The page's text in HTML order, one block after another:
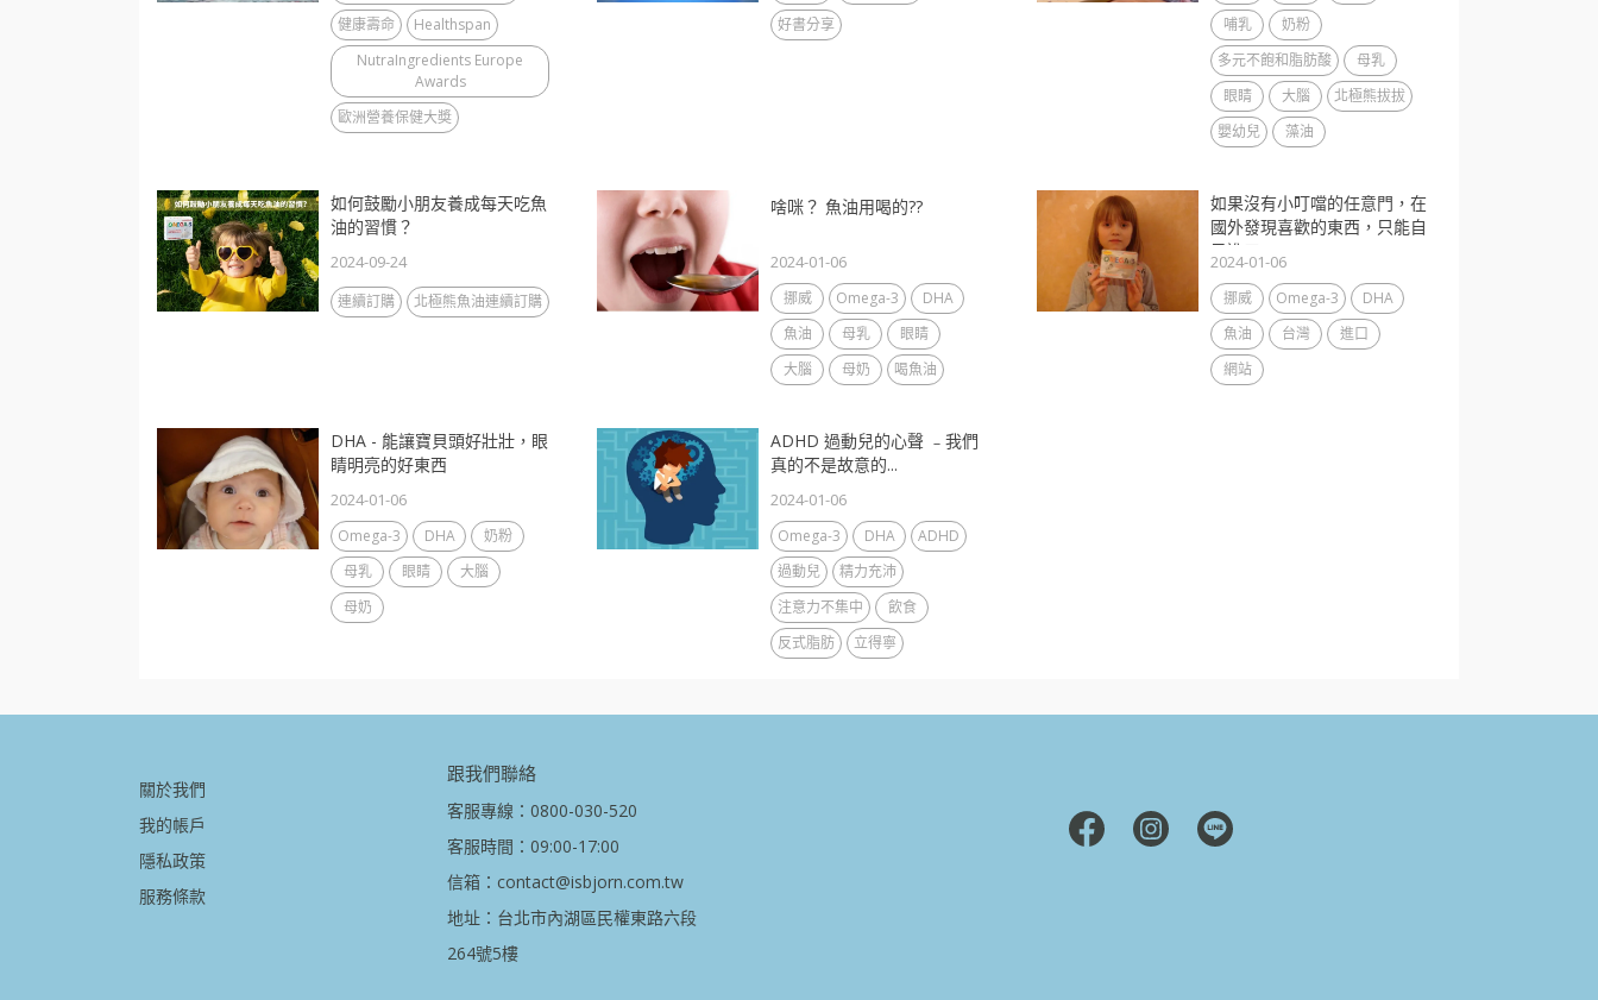
健康壽命
Healthspan
NutraIngredients Europe
Awards
歐洲營養保健大奬
好書分享
哺乳
奶粉
多元不飽和脂肪酸
母乳
眼睛
大腦
北極熊拔拔
嬰幼兒
藻油
如何鼓勵小朋友養成每天吃魚
油的習慣？
2024-09-24
連續訂購 北極熊魚油連續訂購
啥咪？ 魚油用喝的??
2024-01-06
挪威 Omega-3
DHA
魚油
母乳
眼睛
大腦
母奶 喝魚油
如果沒有小叮噹的任意門，在
國外發現喜歡的東西，只能自
己進口...
2024-01-06
挪威 Omega-3
DHA
魚油
台灣
進口
網站
DHA - 能讓寶貝頭好壯壯，眼
睛明亮的好東西
2024-01-06
Omega-3 DHA
奶粉
母乳
眼睛
大腦
母奶
ADHD 過動兒的心聲 ﹣我們
真的不是故意的...
2024-01-06
Omega-3 DHA
ADHD
過動兒
精力充沛
注意力不集中
飲食
反式脂肪
立得寧
關於我們
我的帳戶
隱私政策
服務條款
跟我們聯絡
客服專線：0800-030-520
客服時間：09:00-17:00
信箱：contact@isbjorn.com.tw
地址：台北市內湖區民權東路六段
264號5樓